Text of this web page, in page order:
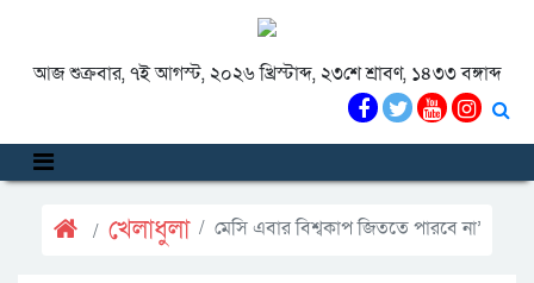
আজ শুক্রবার, ৭ই আগস্ট, ২০২৬ খ্রিস্টাব্দ, ২৩শে শ্রাবণ, ১৪৩৩ বঙ্গাব্দ
খেলাধুলা মেসি এবার বিশ্বকাপ জিততে পারবে না’